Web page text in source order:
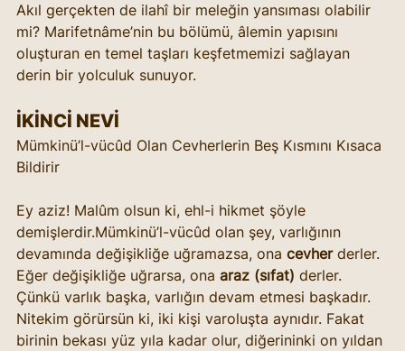
Akıl gerçekten de ilahî bir meleğin yansıması olabilir
mi? Marifetnâme’nin bu bölümü, âlemin yapısını
oluşturan en temel taşları keşfetmemizi sağlayan
derin bir yolculuk sunuyor.
İKİNCİ NEVİ
Mümkinü’l-vücûd Olan Cevherlerin Beş Kısmını Kısaca
Bildirir
Ey aziz! Malûm olsun ki, ehl-i hikmet şöyle
demişlerdir.Mümkinü’l-vücûd olan şey, varlığının
devamında değişikliğe uğramazsa, ona cevher derler.
Eğer değişikliğe uğrarsa, ona araz (sıfat) derler.
Çünkü varlık başka, varlığın devam etmesi başkadır.
Nitekim görürsün ki, iki kişi varoluşta aynıdır. Fakat
birinin bekası yüz yıla kadar olur, diğerininki on yıldan